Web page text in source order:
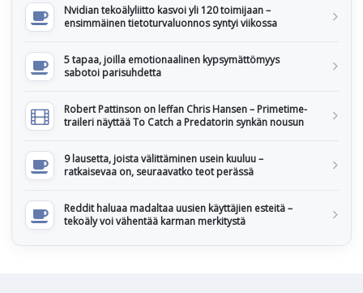
Nvidian tekoälyliitto kasvoi yli 120 toimijaan –
ensimmäinen tietoturvaluonnos syntyi viikossa
5 tapaa, joilla emotionaalinen kypsymättömyys
sabotoi parisuhdetta
Robert Pattinson on leffan Chris Hansen – Primetime-
traileri näyttää To Catch a Predatorin synkän nousun
9 lausetta, joista välittäminen usein kuuluu –
ratkaisevaa on, seuraavatko teot perässä
Reddit haluaa madaltaa uusien käyttäjien esteitä –
tekoäly voi vähentää karman merkitystä